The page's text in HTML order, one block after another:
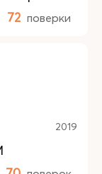
72 поверки
2019